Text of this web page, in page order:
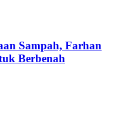
Sampah, Farhan
Berbenah